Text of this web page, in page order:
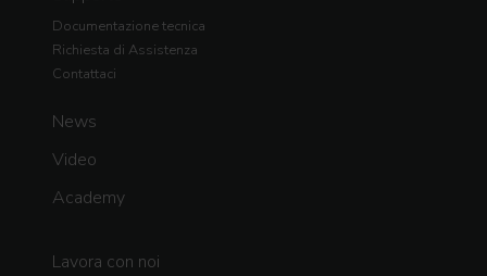
Documentazione tecnica
Richiesta di Assistenza
Contattaci
News
Video
Academy
Lavora con noi